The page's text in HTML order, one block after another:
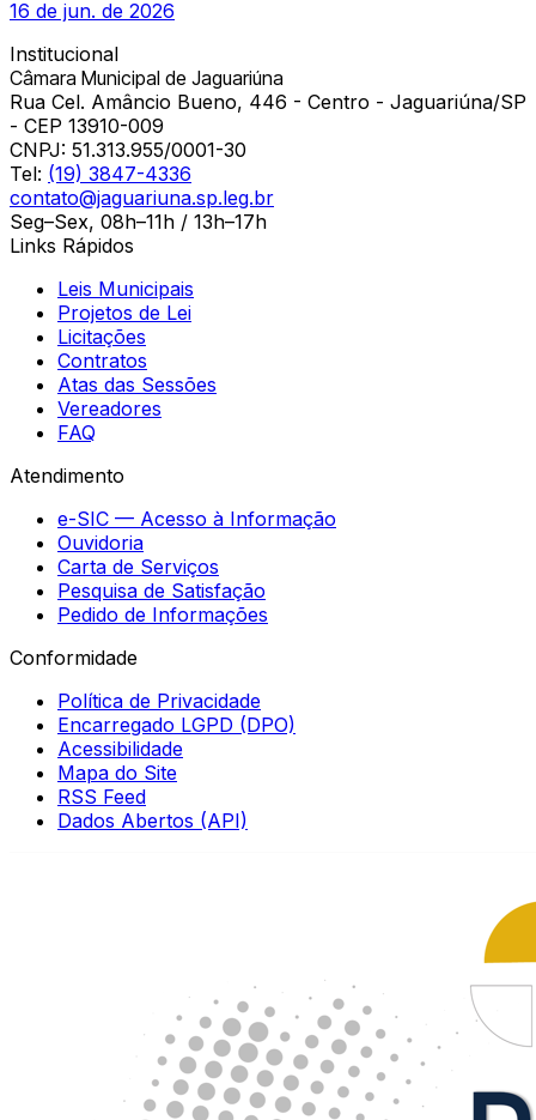
16 de jun. de 2026
Institucional
Câmara Municipal de Jaguariúna
Rua Cel. Amâncio Bueno, 446 - Centro - Jaguariúna/SP
- CEP 13910-009
CNPJ: 51.313.955/0001-30
Tel: (19) 3847-4336
contato@jaguariuna.sp.leg.br
Seg–Sex, 08h–11h / 13h–17h
Links Rápidos
Leis Municipais
Projetos de Lei
Licitações
Contratos
Atas das Sessões
Vereadores
FAQ
Atendimento
e-SIC — Acesso à Informação
Ouvidoria
Carta de Serviços
Pesquisa de Satisfação
Pedido de Informações
Conformidade
Política de Privacidade
Encarregado LGPD (DPO)
Acessibilidade
Mapa do Site
RSS Feed
Dados Abertos (API)